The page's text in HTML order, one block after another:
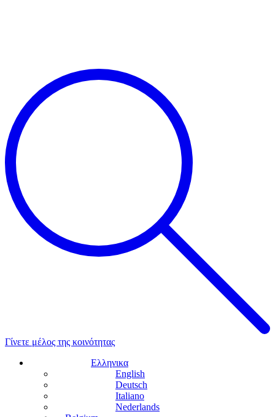
Γίνετε μέλος της κοινότητας
Ελληνικα
English
Deutsch
Italiano
Nederlands